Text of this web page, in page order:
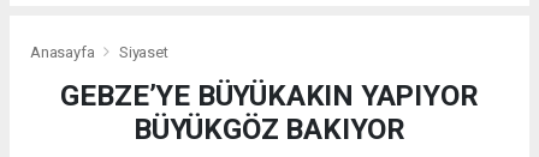
Anasayfa Siyaset
GEBZE’YE BÜYÜKAKIN YAPIYOR
BÜYÜKGÖZ BAKIYOR